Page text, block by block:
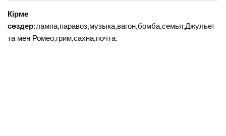
Кірме
сөздер:лампа,паравоз,музыка,вагон,бомба,семья,Джульет
та мен Ромео,грим,сахна,почта.